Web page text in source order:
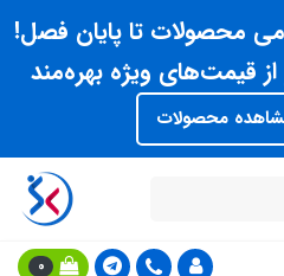
محصولات تا پایان فصل!
از قیمت‌های ویژه بهره‌مند
محصولات
0